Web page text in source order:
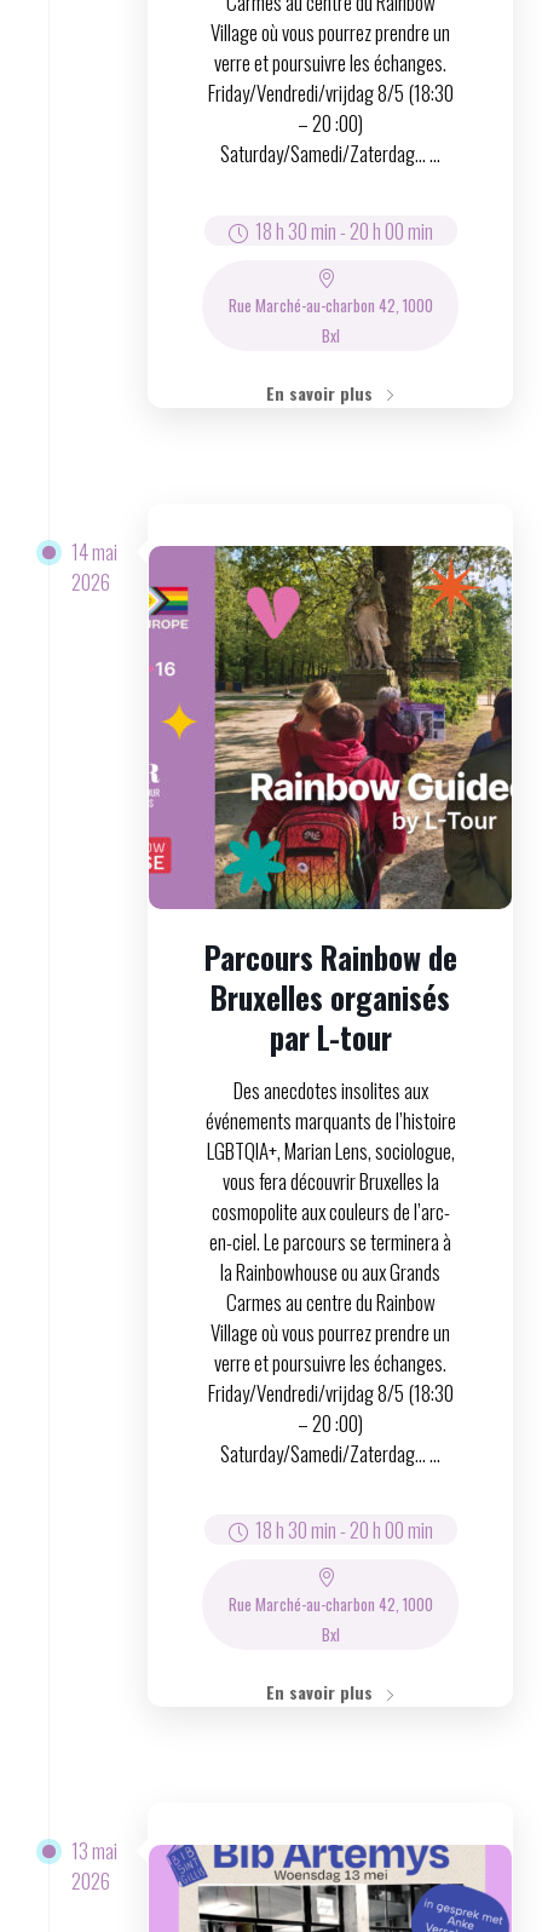
Village où vous pourrez prendre un
verre et poursuivre les échanges.
Friday/Vendredi/vrijdag 8/5 (18:30
– 20 :00)
Saturday/Samedi/Zaterdag… ...
18 h 30 min-20 h 00 min
Rue Marché-au-charbon 42, 1000
Bxl
En savoir plus
14 mai
2026
Parcours Rainbow de
Bruxelles organisés
par L-tour
Des anecdotes insolites aux
événements marquants de l’histoire
LGBTQIA+, Marian Lens, sociologue,
vous fera découvrir Bruxelles la
cosmopolite aux couleurs de l’arc-
en-ciel. Le parcours se terminera à
la Rainbowhouse ou aux Grands
Carmes au centre du Rainbow
Village où vous pourrez prendre un
verre et poursuivre les échanges.
Friday/Vendredi/vrijdag 8/5 (18:30
– 20 :00)
Saturday/Samedi/Zaterdag… ...
18 h 30 min-20 h 00 min
Rue Marché-au-charbon 42, 1000
Bxl
En savoir plus
13 mai
2026